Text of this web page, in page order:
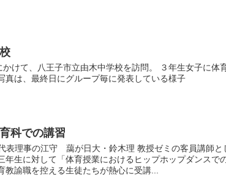
かけて、八王子市立由木中学校を訪問。 ３年生女子に体
真は、最終日にグループ毎に発表している様子
科での講習
表理事の江守 藹が日大・鈴木理 教授ゼミの客員講師と
年生に対して「体育授業におけるヒップホップダンスで
諭職を控える生徒たちが熱心に受講...